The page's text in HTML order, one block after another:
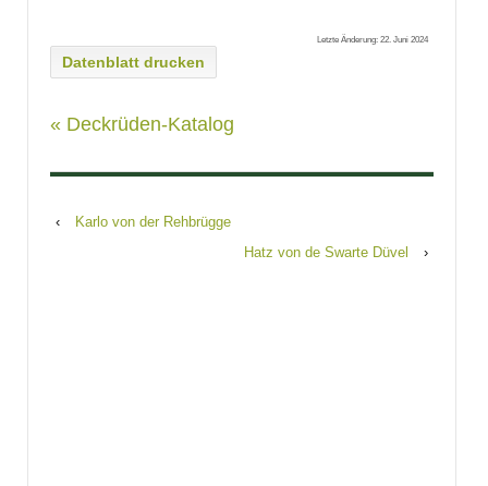
Letzte Änderung: 22. Juni 2024
Datenblatt drucken
« Deckrüden-Katalog
‹
Karlo von der Rehbrügge
Hatz von de Swarte Düvel
›